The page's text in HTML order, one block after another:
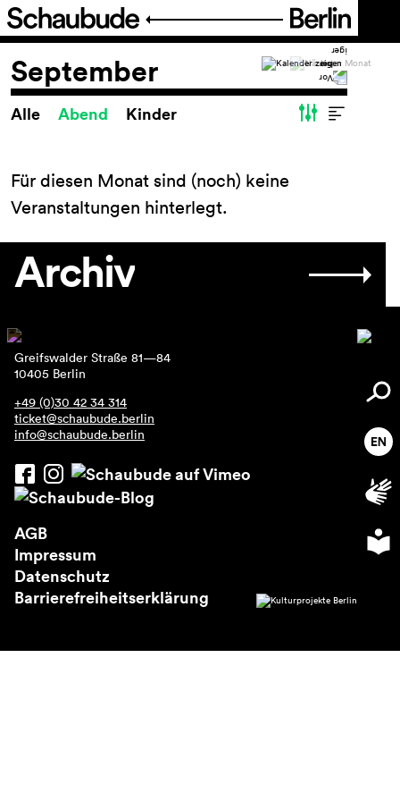
Programm
Spielplan
FIGURE IT OUT
Festival Theater der Dinge
Reihen und Projekte
Archiv
Ticket
Barrierefreiheit
Über uns
September
Alle Abend Kinder
Spielplan
Für diesen Monat sind (noch) keine
Veranstaltungen hinterlegt.
Archiv
Greifswalder Straße 81—84
10405 Berlin
+49 (0)30 42 34 314
ticket@schaubude.berlin
info@schaubude.berlin
AGB
Impressum
Datenschutz
Barrierefreiheitserklärung